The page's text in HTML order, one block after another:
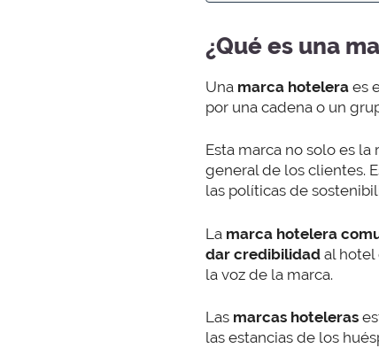
¿Qué es una
Una marca hotelera es
por una cadena o un
Esta marca no solo es
general de los clientes.
las políticas de
La marca hotelera
dar credibilidad al hotel
la voz de la marca.
Las marcas hoteleras
las estancias de los